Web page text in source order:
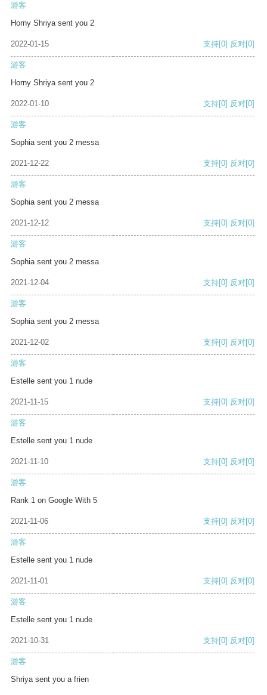
游客
Horny Shriya sent you 2
2022-01-15 支持[0] 反对[0]
游客
Horny Shriya sent you 2
2022-01-10 支持[0] 反对[0]
游客
Sophia sent you 2 messa
2021-12-22 支持[0] 反对[0]
游客
Sophia sent you 2 messa
2021-12-12 支持[0] 反对[0]
游客
Sophia sent you 2 messa
2021-12-04 支持[0] 反对[0]
游客
Sophia sent you 2 messa
2021-12-02 支持[0] 反对[0]
游客
Estelle sent you 1 nude
2021-11-15 支持[0] 反对[0]
游客
Estelle sent you 1 nude
2021-11-10 支持[0] 反对[0]
游客
Rank 1 on Google With 5
2021-11-06 支持[0] 反对[0]
游客
Estelle sent you 1 nude
2021-11-01 支持[0] 反对[0]
游客
Estelle sent you 1 nude
2021-10-31 支持[0] 反对[0]
游客
Shriya sent you a frien